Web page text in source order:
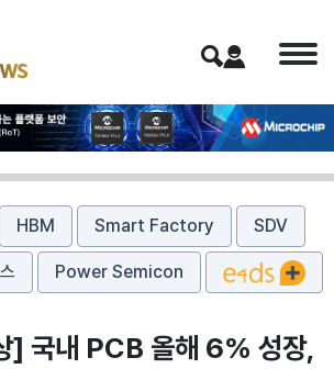
HBM Smart Factory SDV
Power Semicon
] 국내 PCB 올해 6% 성장,